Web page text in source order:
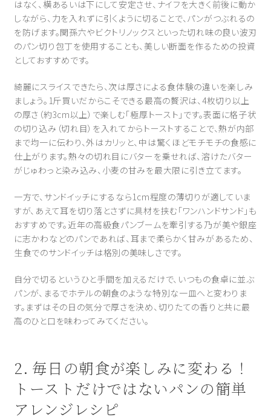
はなく、横あるいは下にして安定させ、ナイフを大きく前後に動か
しながら、力を入れずに引くように切ることで、パンがつぶれるの
を防げます。関孫六やビクトリノックスといった切れ味の良い波刃
のパン切り包丁を使用することも、美しい断面を作るための投資
としておすすめです。
綺麗にスライスできたら、次は厚さによる食体験の違いを楽しみ
ましょう。1斤買いだからこそできる最高の贅沢は、4枚切り以上
の厚さ（約3cm以上）で楽しむ「極厚トースト」です。表面に格子状
の切り込み（切れ目）を入れてからトーストすることで、熱が内部
まで均一に伝わり、外はカリッと、中は驚くほどモチモチの食感に
仕上がります。熱々の切れ目にバターを乗せれば、溶けたバター
がじゅわっと染み込み、小麦の甘みを最大限に引き立てます。
一方で、サンドイッチにするなら1cm程度の薄切りが適していま
すが、あえて耳を切り落とさずに具材を挟む「ワンハンドサンド」も
おすすめです。近年の高級食パンブームを牽引する乃が美や銀座
に志かわなどのパンであれば、耳まで柔らかく甘みがあるため、
生食でのサンドイッチは格別の美味しさです。
自分で切るというひと手間を加えるだけで、いつもの食卓に並ぶ
パンが、まるでホテルの朝食のような特別な一皿へと変わりま
す。まずはその日の気分で厚さを決め、切りたての香りと共に最
高のひと口を味わってみてください。
2. 毎日の朝食が楽しみに変わる！
トーストだけではないパンの簡単
アレンジレシピ